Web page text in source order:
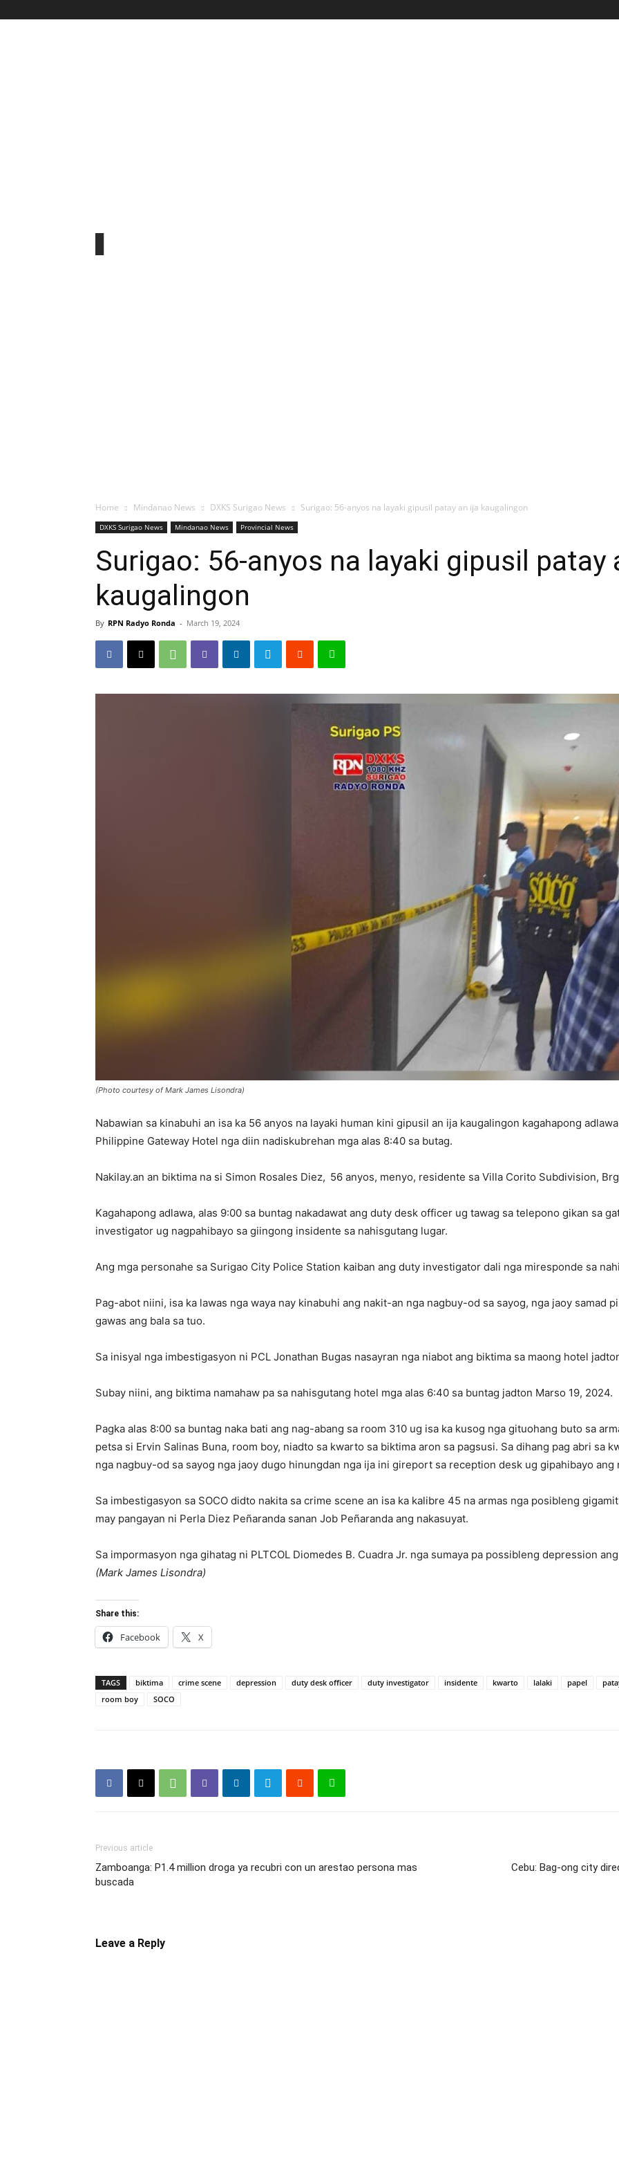
Home Mindanao News DXKS Surigao News Surigao: 56-anyos na layaki gipusil patay an ija kaugalingon
DXKS Surigao News Mindanao News Provincial News
Surigao: 56-anyos na layaki gipusil patay
kaugalingon
By RPN Radyo Ronda - March 19, 2024
(Photo courtesy of Mark James Lisondra)
Nabawian sa kinabuhi an isa ka 56 anyos na layaki human kini gipusil an ija kaugalingon kagahapong
Philippine Gateway Hotel nga diin nadiskubrehan mga alas 8:40 sa butag.
Nakilay.an an biktima na si Simon Rosales Diez, 56 anyos, menyo, residente sa Villa Corito Subdivision,
Kagahapong adlawa, alas 9:00 sa buntag nakadawat ang duty desk officer ug tawag sa telepono gikan sa
investigator ug nagpahibayo sa giingong insidente sa nahisgutang lugar.
Ang mga personahe sa Surigao City Police Station kaiban ang duty investigator dali nga miresponde sa
Pag-abot niini, isa ka lawas nga waya nay kinabuhi ang nakit-an nga nagbuy-od sa sayog, nga jaoy samad
gawas ang bala sa tuo.
Sa inisyal nga imbestigasyon ni PCL Jonathan Bugas nasayran nga niabot ang biktima sa maong hotel
Subay niini, ang biktima namahaw pa sa nahisgutang hotel mga alas 6:40 sa buntag jadton Marso 19, 2024.
Pagka alas 8:00 sa buntag naka bati ang nag-abang sa room 310 ug isa ka kusog nga gituohang buto sa
petsa si Ervin Salinas Buna, room boy, niadto sa kwarto sa biktima aron sa pagsusi. Sa dihang pag abri sa
nga nagbuy-od sa sayog nga jaoy dugo hinungdan nga ija ini gireport sa reception desk ug gipahibayo ang
Sa imbestigasyon sa SOCO didto nakita sa crime scene an isa ka kalibre 45 na armas nga posibleng
may pangayan ni Perla Diez Peñaranda sanan Job Peñaranda ang nakasuyat.
Sa impormasyon nga gihatag ni PLTCOL Diomedes B. Cuadra Jr. nga sumaya pa possibleng depression
(Mark James Lisondra)
Share this:
Facebook X
TAGS biktima crime scene depression duty desk officer duty investigator insidente kwarto lalaki papel
room boy
SOCO
Previous article
Zamboanga: P1.4 million droga ya recubri con un arestao persona mas
buscada
Cebu: Bag-ong city
Leave a Reply